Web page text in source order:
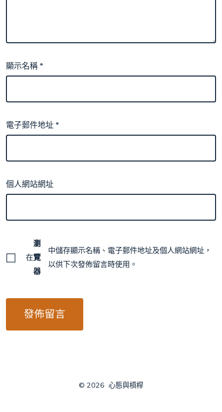
顯示名稱*
電子郵件地址*
個人網站網址
在
瀏
覽
器
中儲存顯示名稱、電子郵件地址及個人網站網址，
以供下次發佈留言時使用。
© 2026 心態與槓桿